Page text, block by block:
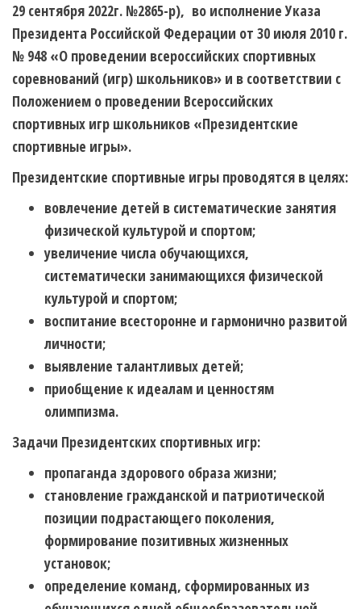
29 сентября 2022г. №2865-р), во исполнение Указа
Президента Российской Федерации от 30 июля 2010 г.
№ 948 «О проведении всероссийских спортивных
соревнований (игр) школьников» и в соответствии с
Положением о проведении Всероссийских
спортивных игр школьников «Президентские
спортивные игры».
Президентские спортивные игры проводятся в целях:
вовлечение детей в систематические занятия
физической культурой и спортом;
увеличение числа обучающихся,
систематически занимающихся физической
культурой и спортом;
воспитание всесторонне и гармонично развитой
личности;
выявление талантливых детей;
приобщение к идеалам и ценностям
олимпизма.
Задачи Президентских спортивных игр:
пропаганда здорового образа жизни;
становление гражданской и патриотической
позиции подрастающего поколения,
формирование позитивных жизненных
установок;
определение команд, сформированных из